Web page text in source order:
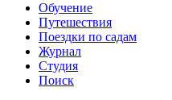
Обучение
Путешествия
Поездки по садам
Журнал
Студия
Поиск